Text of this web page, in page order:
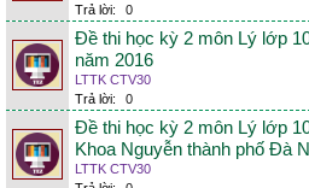
Trả lời:
0
Đề thi học kỳ 2 môn Lý lớp
năm 2016
LTTK CTV30
Trả lời:
0
Đề thi học kỳ 2 môn Lý lớp
Khoa Nguyễn thành phố Đà
LTTK CTV30